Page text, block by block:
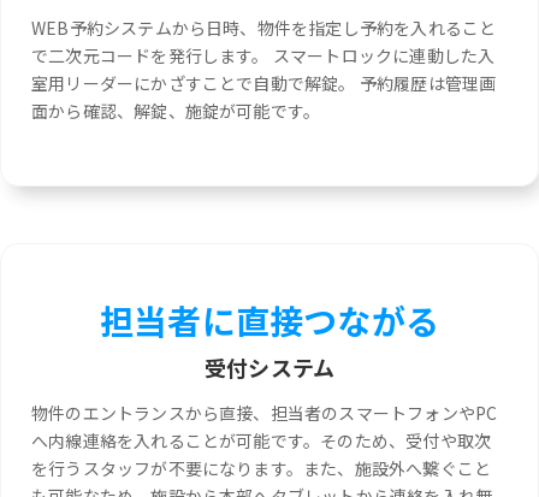
WEB予約システムから日時、物件を指定し予約を入れること
で二次元コードを発行します。 スマートロックに連動した入
室用リーダーにかざすことで自動で解錠。 予約履歴は管理画
面から確認、解錠、施錠が可能です。
担当者に直接つながる
受付システム
物件のエントランスから直接、担当者のスマートフォンやPC
へ内線連絡を入れることが可能です。そのため、受付や取次
を行うスタッフが不要になります。また、施設外へ繋ぐこと